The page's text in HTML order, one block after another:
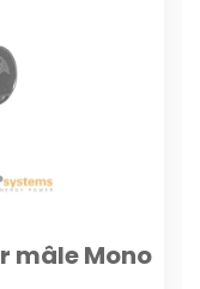
mâle Mono